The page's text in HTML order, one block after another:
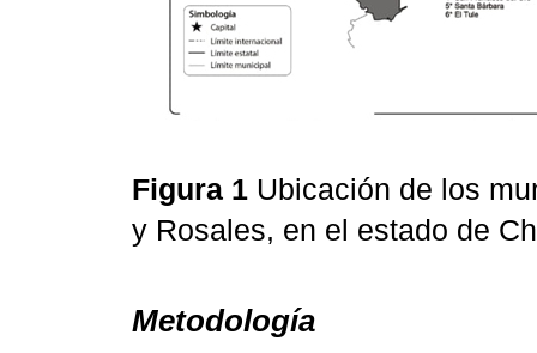
Figura 1 Ubicación de los
y Rosales, en el estado de
Metodología